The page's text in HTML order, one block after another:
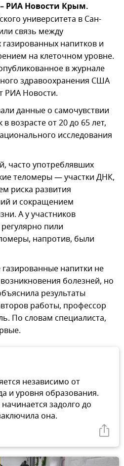
РИА Новости Крым.
университета в Сан-
связь между
напитков и
на клеточном уровне.
в журнале
здравоохранения США
РИА Новости.
данные о самочувствии
возрасте от 20 до 65 лет,
исследования
часто употреблявших
теломеры — участки ДНК,
риска развития
и сокращением
А у участников
пили
напротив, были
напитки не
болезней, но
результаты
работы, профессор
По словам специалиста,
независимо от
и уровня образования.
задолго до
она.